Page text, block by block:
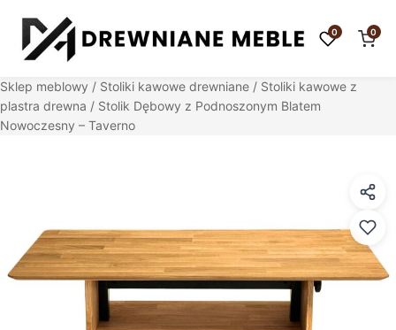
0 0
Sklep meblowy / Stoliki kawowe drewniane / Stoliki kawowe z
plastra drewna / Stolik Dębowy z Podnoszonym Blatem
Nowoczesny – Taverno